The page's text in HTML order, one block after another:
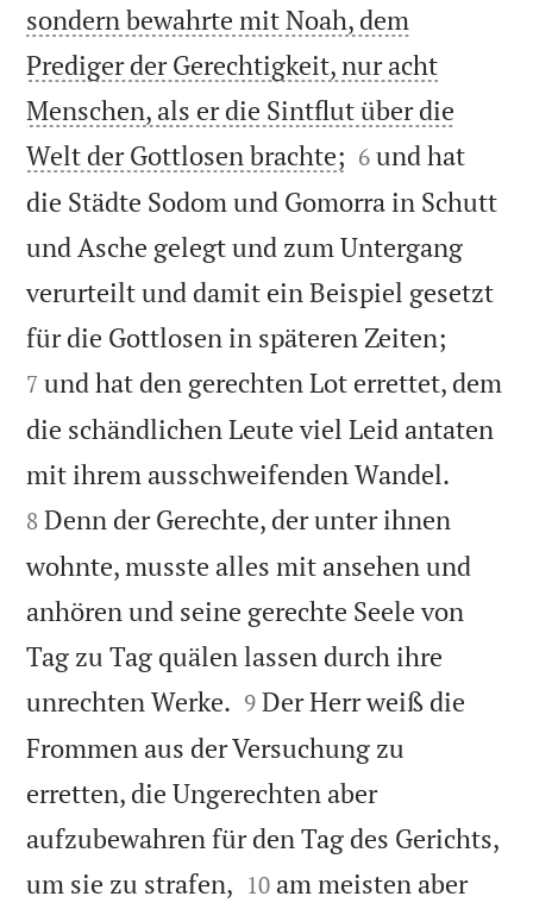
sondern bewahrte mit Noah, dem
Prediger der Gerechtigkeit, nur acht
Menschen, als er die Sintflut über die
Welt der Gottlosen brachte; 

6 und hat
die Städte Sodom und Gomorra in Schutt
und Asche gelegt und zum Untergang
verurteilt und damit ein Beispiel gesetzt
für die Gottlosen in späteren Zeiten;
7 und hat den gerechten Lot errettet, dem
die schändlichen Leute viel Leid antaten
mit ihrem ausschweifenden Wandel.
8 Denn der Gerechte, der unter ihnen
wohnte, musste alles mit ansehen und
anhören und seine gerechte Seele von
Tag zu Tag quälen lassen durch ihre
unrechten Werke. 

9 Der Herr weiß die
Frommen aus der Versuchung zu
erretten, die Ungerechten aber
aufzubewahren für den Tag des Gerichts,
um sie zu strafen, 

10 am meisten aber